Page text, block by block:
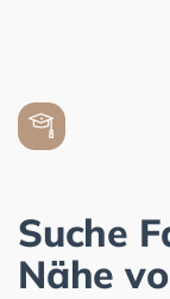
Suche
Nähe